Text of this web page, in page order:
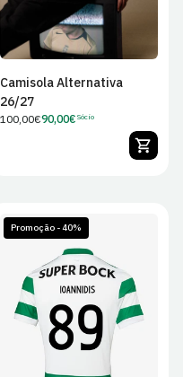
Camisola Alternativa
26/27
Preço
100,00€Preço
90,00€ Sócio
Promoção - 40%
S M L XL
2XL